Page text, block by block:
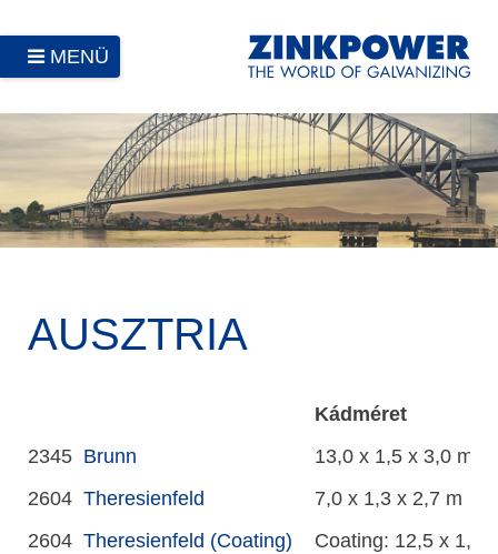
MENÜ
AUSZTRIA
Kádméret
2345 Brunn
13,0 x 1,5 x 3,0 m
2604 Theresienfeld
7,0 x 1,3 x 2,7 m
2604 Theresienfeld (Coating)
Coating: 12,5 x 1,2